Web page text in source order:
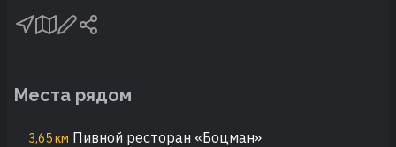
Места рядом
3,65 км Пивной ресторан «Боцман»